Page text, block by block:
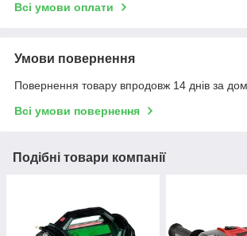
Всі умови оплати
Умови повернення
Повернення товару впродовж 14 днів за
Всі умови повернення
Подібні товари компанії